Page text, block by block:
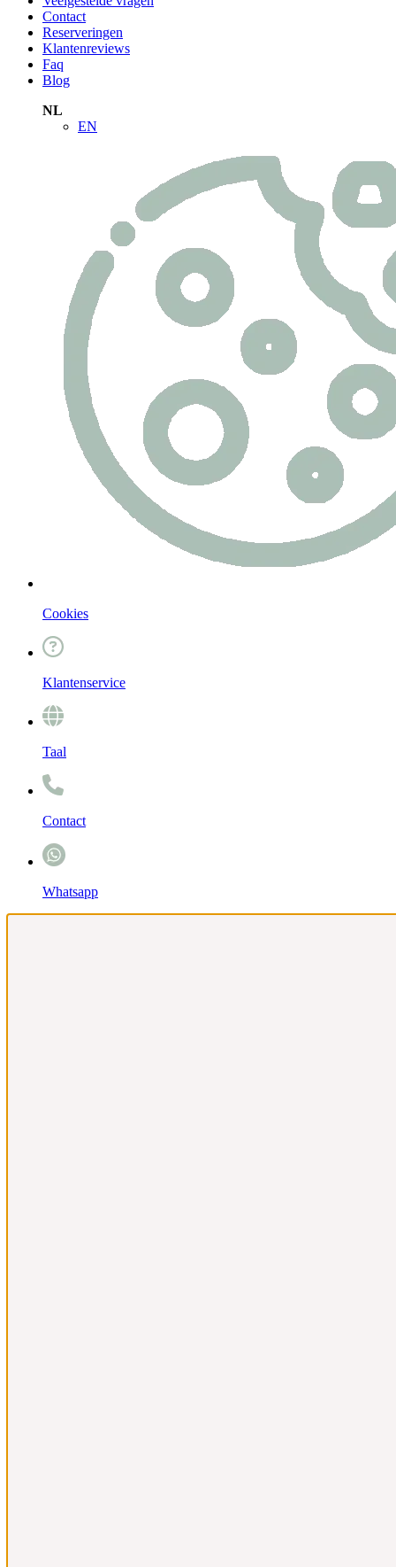
Contact
Reserveringen
Klantenreviews
Faq
Blog
NL
EN
Cookies
Klantenservice
Taal
Contact
Whatsapp